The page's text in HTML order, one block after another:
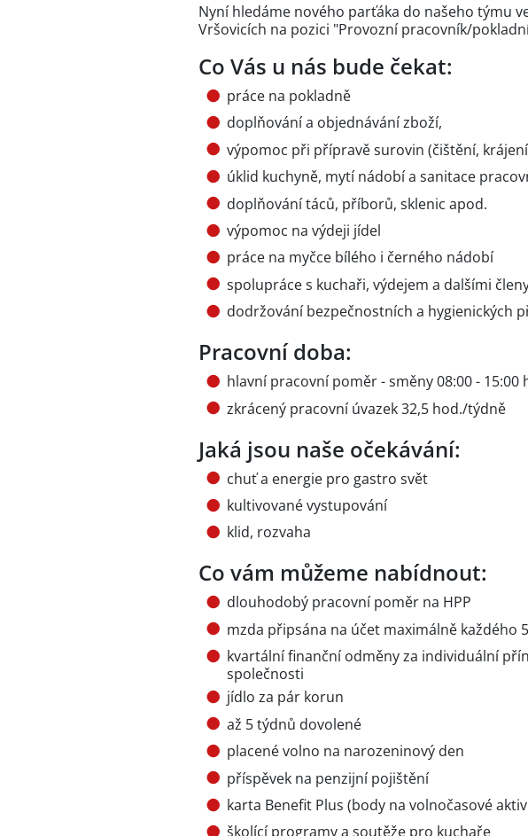
Nyní hledáme nového parťáka do našeho týmu
Vršovicích na pozici "Provozní pracovník/
Co Vás u nás bude čekat:
práce na pokladně
doplňování a objednávání zboží,
výpomoc při přípravě surovin (čištění,
úklid kuchyně, mytí nádobí a sanitace
doplňování táců, příborů, sklenic apod.
výpomoc na výdeji jídel
práce na myčce bílého i černého nádobí
spolupráce s kuchaři, výdejem a dalšími
dodržování bezpečnostních a hygienických
Pracovní doba:
hlavní pracovní poměr - směny 08:00 - 15:00
zkrácený pracovní úvazek 32,5 hod./týdně
Jaká jsou naše očekávání:
chuť a energie pro gastro svět
kultivované vystupování
klid, rozvaha
Co vám můžeme nabídnout:
dlouhodobý pracovní poměr na HPP
mzda připsána na účet maximálně každého
kvartální finanční odměny za individuální
společnosti
jídlo za pár korun
až 5 týdnů dovolené
placené volno na narozeninový den
příspěvek na penzijní pojištění
karta Benefit Plus (body na volnočasové
školící programy a soutěže pro kuchaře